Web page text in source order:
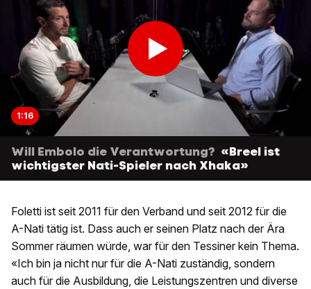
1:16
Will Embolo die Verantwortung? «Breel ist
wichtigster Nati-Spieler nach Xhaka»
Foletti ist seit 2011 für den Verband und seit 2012 für die
A-Nati tätig ist. Dass auch er seinen Platz nach der Ära
Sommer räumen würde, war für den Tessiner kein Thema.
«Ich bin ja nicht nur für die A-Nati zuständig, sondern
auch für die Ausbildung, die Leistungszentren und diverse